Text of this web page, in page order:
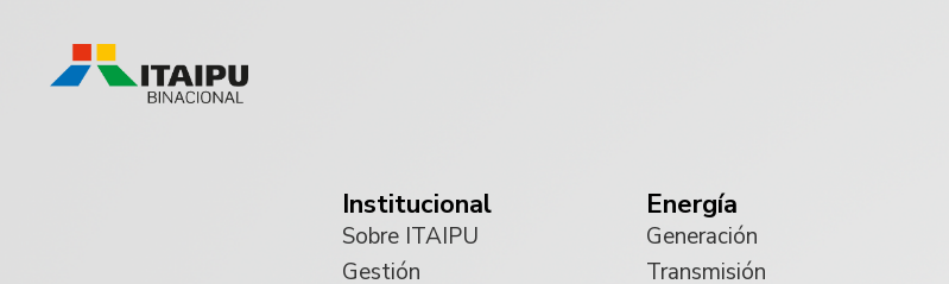
Institucional
Sobre ITAIPU
Gestión
Energía
Generación
Transmisión